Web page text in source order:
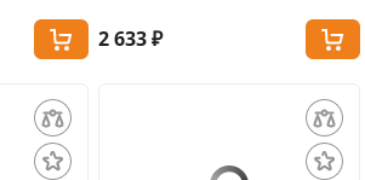
2 633 ₽